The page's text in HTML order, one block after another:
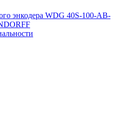
энкодера WDG 40S-100-AB-